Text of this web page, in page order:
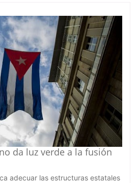
da luz verde a la fusión
adecuar las estructuras estatales